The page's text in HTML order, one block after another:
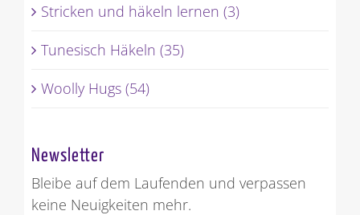
Stricken und häkeln lernen (3)
Tunesisch Häkeln (35)
Woolly Hugs (54)
Newsletter
Bleibe auf dem Laufenden und verpassen
keine Neuigkeiten mehr.